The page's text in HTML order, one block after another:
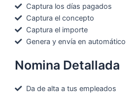
Captura los días pagados
Captura el concepto
Captura el importe
Genera y envía en automático
Nomina Detallada
Da de alta a tus empleados